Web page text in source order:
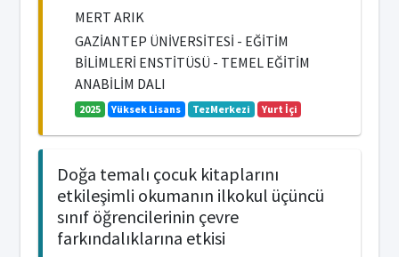
MERT ARIK
GAZİANTEP ÜNİVERSİTESİ - EĞİTİM
BİLİMLERİ ENSTİTÜSÜ - TEMEL EĞİTİM
ANABİLİM DALI
2025 Yüksek Lisans TezMerkezi Yurt İçi
Doğa temalı çocuk kitaplarını
etkileşimli okumanın ilkokul üçüncü
sınıf öğrencilerinin çevre
farkındalıklarına etkisi